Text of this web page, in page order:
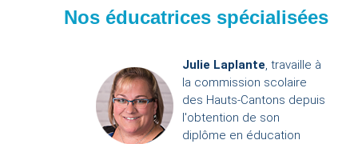
Nos éducatrices spécialisées
Julie Laplante, travaille à
la commission scolaire
des Hauts-Cantons depuis
l'obtention de son
diplôme en éducation